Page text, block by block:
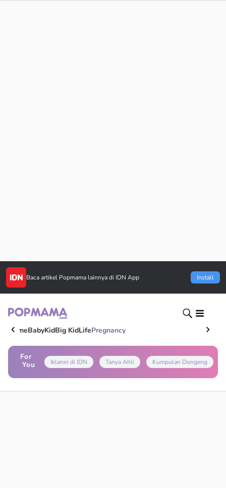
Baca artikel Popmama lainnya di IDN App Install
HomeBabyKidBig KidLifePregnancy
For
You
Iklanin di IDN Tanya Ahli Kumpulan Dongeng